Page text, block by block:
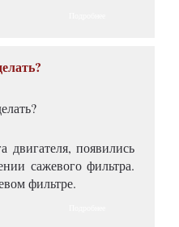
двигателя, появились
сажевого фильтра.
фильтре.